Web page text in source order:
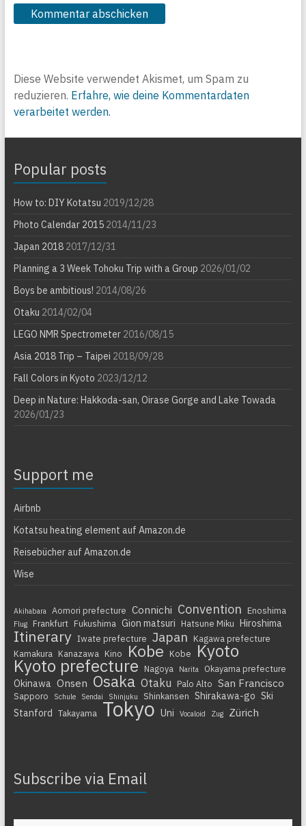
Diese Website verwendet Akismet, um Spam zu
reduzieren. Erfahre, wie deine Kommentardaten
verarbeitet werden.
Popular posts
How to: DIY Kotatsu 2019/12/28
Photo Calendar 20152014/11/23
Japan 20182017/12/31
Planning a 3 Week Tohoku Trip with a Group 2026/01/02
Boys be ambitious! 2014/08/26
Otaku 2014/02/04
LEGO NMR Spectrometer2016/08/15
Asia 2018 Trip – Taipei 2018/09/28
Fall Colors in Kyoto 2023/12/12
Deep in Nature: Hakkoda-san, Oirase Gorge and Lake Towada
2026/01/23
Support me
Airbnb
Kotatsu heating element auf Amazon.de
Reisebücher auf Amazon.de
Wise
Akihabara Aomori prefecture Connichi Convention Enoshima
Flug Frankfurt Fukushima Gion matsuri Hatsune Miku Hiroshima
Itinerary Iwate prefecture Japan
Kagawa prefecture
Kamakura
Kanazawa Kino Kobe Kobe Kyoto
Kyoto prefecture Nagoya Narita Okayama prefecture
Okinawa Onsen Osaka Otaku Palo Alto San Francisco
Sapporo Schule Sendai Shinjuku Shinkansen Shirakawa-go Ski
Stanford Takayama Tokyo Uni Vocaloid Zug Zürich
Subscribe via Email
Gib deine E-Mail-Adresse ein ...